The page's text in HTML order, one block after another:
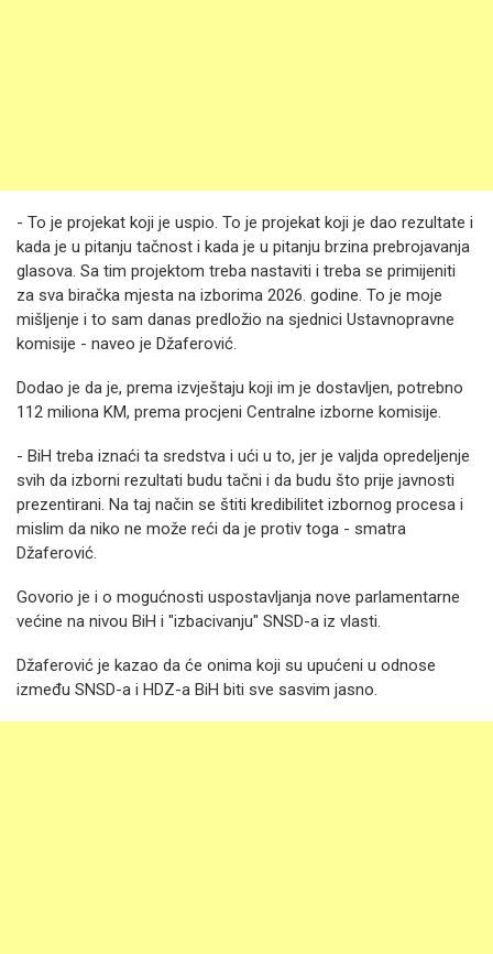
- To je projekat koji je uspio. To je projekat koji je dao rezultate i
kada je u pitanju tačnost i kada je u pitanju brzina prebrojavanja
glasova. Sa tim projektom treba nastaviti i treba se primijeniti
za sva biračka mjesta na izborima 2026. godine. To je moje
mišljenje i to sam danas predložio na sjednici Ustavnopravne
komisije - naveo je Džaferović.
Dodao je da je, prema izvještaju koji im je dostavljen, potrebno
112 miliona KM, prema procjeni Centralne izborne komisije.
- BiH treba iznaći ta sredstva i ući u to, jer je valjda opredeljenje
svih da izborni rezultati budu tačni i da budu što prije javnosti
prezentirani. Na taj način se štiti kredibilitet izbornog procesa i
mislim da niko ne može reći da je protiv toga - smatra
Džaferović.
Govorio je i o mogućnosti uspostavljanja nove parlamentarne
većine na nivou BiH i "izbacivanju" SNSD-a iz vlasti.
Džaferović je kazao da će onima koji su upućeni u odnose
između SNSD-a i HDZ-a BiH biti sve sasvim jasno.